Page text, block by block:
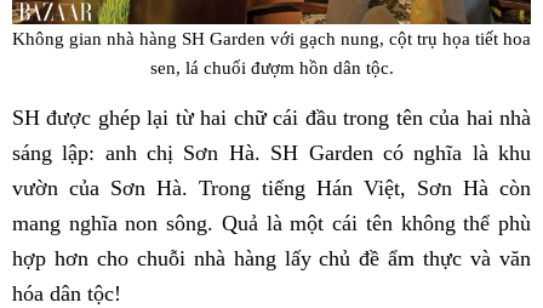
Không gian nhà hàng SH Garden với gạch nung, cột trụ họa tiết hoa
sen, lá chuối đượm hồn dân tộc.
SH được ghép lại từ hai chữ cái đầu trong tên của hai nhà
sáng lập: anh chị Sơn Hà. SH Garden có nghĩa là khu
vườn của Sơn Hà. Trong tiếng Hán Việt, Sơn Hà còn
mang nghĩa non sông. Quả là một cái tên không thể phù
hợp hơn cho chuỗi nhà hàng lấy chủ đề ẩm thực và văn
hóa dân tộc!